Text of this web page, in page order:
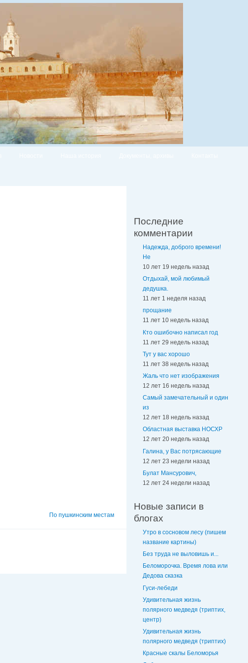
По пушкинским местам
Последние
комментарии
Надежда, доброго времени!
Не
10 лет 19 недель назад
Отдыхай, мой любимый
дедушка.
11 лет 1 неделя назад
прощание
11 лет 10 недель назад
Кто ошибочно написал год
11 лет 29 недель назад
Тут у вас хорошо
11 лет 38 недель назад
Жаль что нет изображения
12 лет 16 недель назад
Самый замечательный и один
из
12 лет 18 недель назад
Областная выставка НОСХР
12 лет 20 недель назад
Галина, у Вас потрясающие
12 лет 23 недели назад
Булат Мансурович,
12 лет 24 недели назад
Новые записи в
блогах
Утро в сосновом лесу (пишем
название картины)
Без труда не выловишь и...
Беломорочка. Время лова или
Дедова сказка
Гуси-лебеди
Удивительная жизнь
полярного медведя (триптих,
центр)
Удивительная жизнь
полярного медведя (триптих)
Красные скалы Беломорья